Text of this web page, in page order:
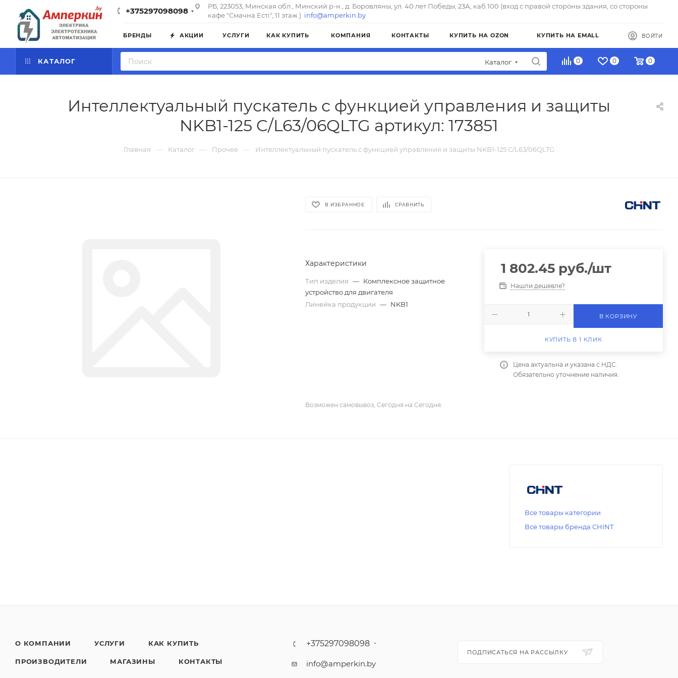
+375297098098
РБ, 223053, Минская обл., Минский р-н., д. Боровляны, ул. 40 лет Победы, 23А, каб.100 (вход с правой стороны здания, со стороны
кафе "Смачна Естi", 11 этаж.) info@amperkin.by
БРЕНДЫ АКЦИИ УСЛУГИ КАК КУПИТЬ КОМПАНИЯ КОНТАКТЫ КУПИТЬ НА OZON КУПИТЬ НА EMALL ВОЙТИ
КАТАЛОГ Каталог 0 0 0
Интеллектуальный пускатель с функцией управления и защиты
NKB1-125 C/L63/06QLTG артикул: 173851
Главная — Каталог — Прочее — Интеллектуальный пускатель с функцией управления и защиты NKB1-125 C/L63/06QLTG
В ИЗБРАННОЕ СРАВНИТЬ
Характеристики
Тип изделия — Комплексное защитное
устройство для двигателя
Линейка продукции — NKB1
1 802.45руб./шт
Нашли дешевле?
В КОРЗИНУ
КУПИТЬ В 1 КЛИК
Цена актуальна и указана с НДС.
Обязательно уточнение наличия.
Возможен самовывоз, Сегодня на Сегодня.
Все товары категории
Все товары бренда CHINT
О КОМПАНИИ УСЛУГИ КАК КУПИТЬ
ПРОИЗВОДИТЕЛИ МАГАЗИНЫ КОНТАКТЫ
+375297098098
info@amperkin.by
ПОДПИСАТЬСЯ НА РАССЫЛКУ